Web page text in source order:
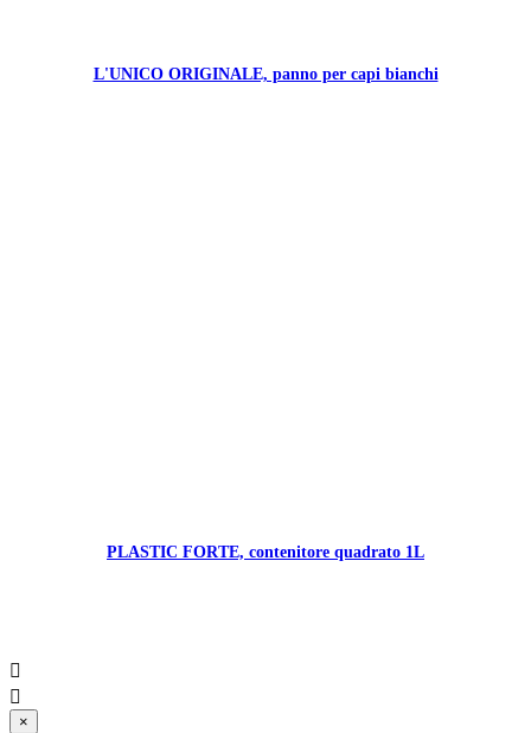
L'UNICO ORIGINALE, panno per capi bianchi
PLASTIC FORTE, contenitore quadrato 1L


×